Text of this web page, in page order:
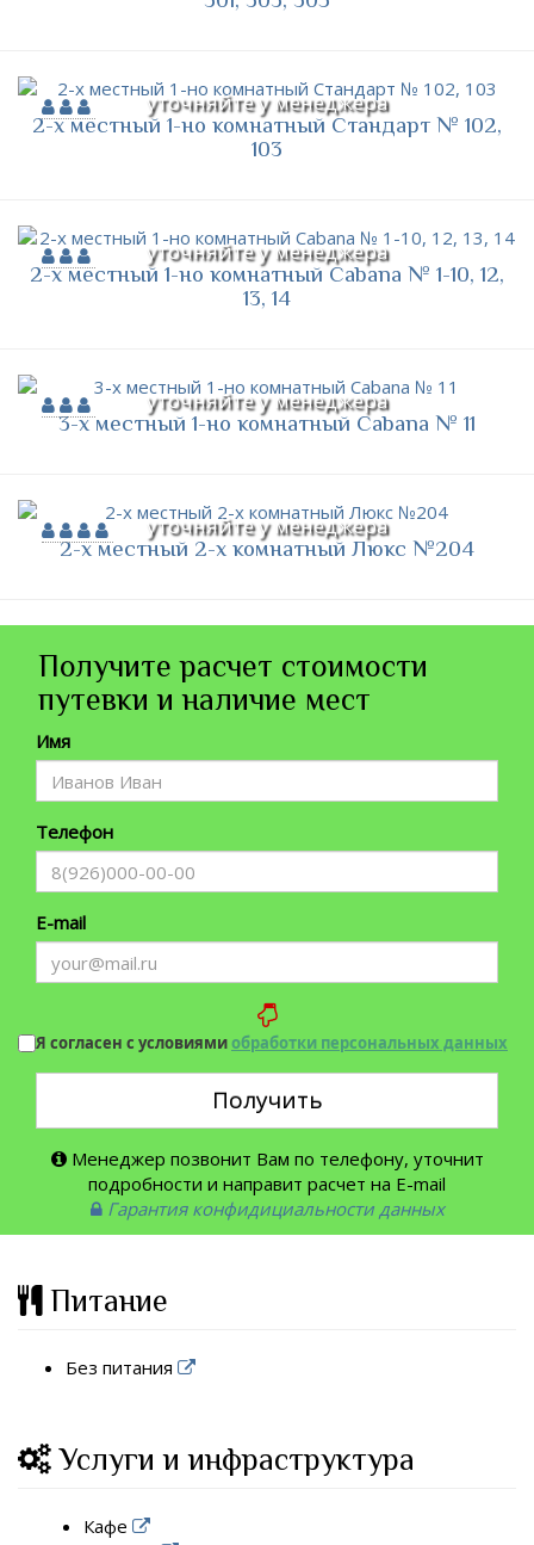
уточняйте у менеджера
2-х местный 1-но комнатный Стандарт № 102,
103
уточняйте у менеджера
2-х местный 1-но комнатный Cabana № 1-10, 12,
13, 14
уточняйте у менеджера
3-х местный 1-но комнатный Cabana № 11
уточняйте у менеджера
2-х местный 2-х комнатный Люкс №204
Получите расчет стоимости
путевки и наличие мест
Имя
Телефон
E-mail
Я согласен с условиямиобработки персональных данных
Получить
Менеджер позвонит Вам по телефону, уточнит
подробности и направит расчет на E-mail
Гарантия конфидициальности данных
Питание
Без питания
Услуги и инфраструктура
Кафе